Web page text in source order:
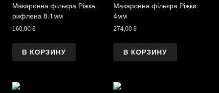
Макаронна фільєра Ріжка
рифлена 8.1мм
160,00 ₴
В КОРЗИНУ
Макаронна фільєра Ріжки
4мм
274,00 ₴
В КОРЗИНУ